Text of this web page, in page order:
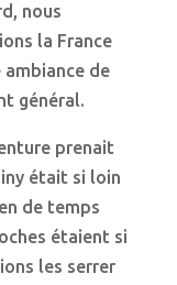
nous
la France
de
général.
prenait
était si loin
de temps
étaient si
les serrer